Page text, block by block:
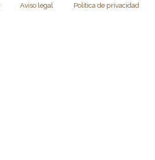
Aviso legal Política de privacidad